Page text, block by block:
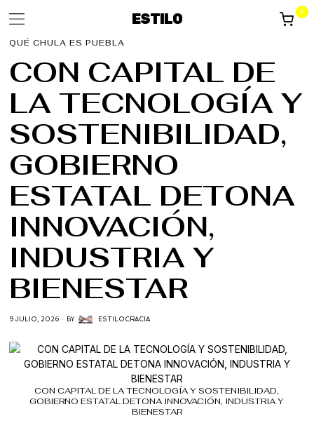
ESTILO 0
QUÉ CHULA ES PUEBLA
CON CAPITAL DE
LA TECNOLOGÍA Y
SOSTENIBILIDAD,
GOBIERNO
ESTATAL DETONA
INNOVACIÓN,
INDUSTRIA Y
BIENESTAR
9 JULIO, 2026 BY ESTILOCRACIA
CON CAPITAL DE LA TECNOLOGÍA Y SOSTENIBILIDAD,
GOBIERNO ESTATAL DETONA INNOVACIÓN, INDUSTRIA Y
BIENESTAR